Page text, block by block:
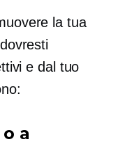
la tua
e dal tuo
a